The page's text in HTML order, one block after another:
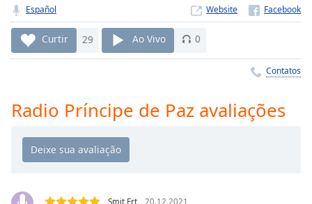
currently
behind
liveLIVE
Remaining
Time-
Playback
Español Website
Curtir 29 Ao Vivo 0
Contatos
Radio Príncipe de Paz avaliações
Smit Ert 20.12.2021